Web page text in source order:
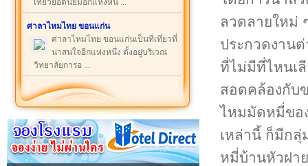
เที่ยวยอดนิยมอีกแห่งหน ...
ศาลาไหมไทย ขอนแก่น
ศาลาไหมไทย ขอนแก่นเป็นที่เที่ยวที่
น่าสนใจอีกแห่งหนึ่ง ตั้งอยู่บริเวณ
วิทยาลัยการอ ...
ลวดลายใหม่
ประกวดงาน
ที่ไม่มีที่ไหนเ
สอดคล้องกับ
ไหมมัดหมี่ขอ
เหล่านี้ ก็มีก
หมี่บ้านหัวฝา